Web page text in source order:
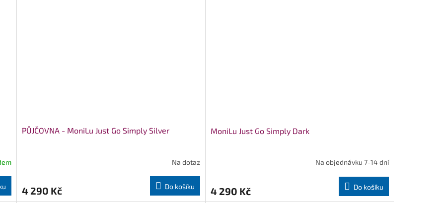
PŮJČOVNA - MoniLu Just Go Simply Silver
Na dotaz
4 290 Kč Do košíku
MoniLu Just Go Simply Dark
Na objednávku 7-14 dní
4 290 Kč Do košíku